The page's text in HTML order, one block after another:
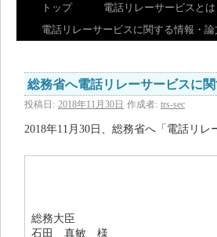
トップ 電話リレーサービスとは
電話リレーサービスに関する情報・
総務省へ電話リレーサービスに
投稿日: 2018年11月30日 作成者: trs-sec
2018年11月30日、総務省へ「電話リ
総務大臣
石田 真敏 様